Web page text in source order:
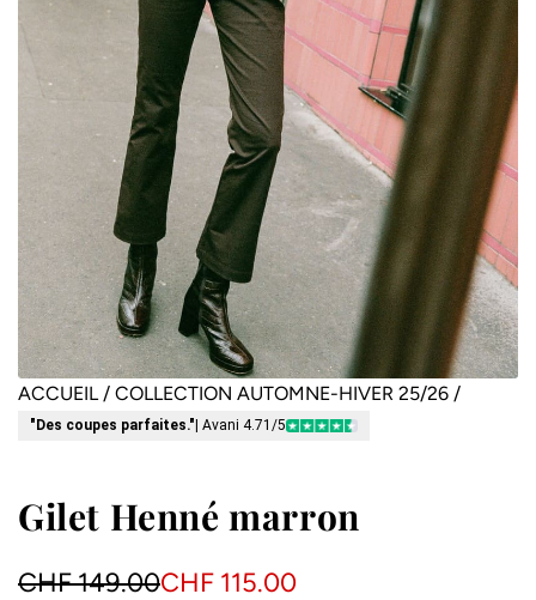
ACCUEIL / COLLECTION AUTOMNE-HIVER 25/26 /
"Des coupes parfaites." | Avani 4.71/5
Gilet Henné marron
P
CHF 149.00
P
CHF 115.00